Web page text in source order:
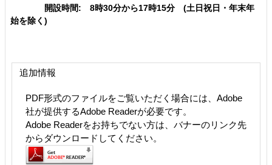
開設時間: 8時30分から17時15分 (土日祝日・年末年
始を除く)
追加情報
PDF形式のファイルをご覧いただく場合には、Adobe
社が提供するAdobe Readerが必要です。
Adobe Readerをお持ちでない方は、バナーのリンク先
からダウンロードしてください。